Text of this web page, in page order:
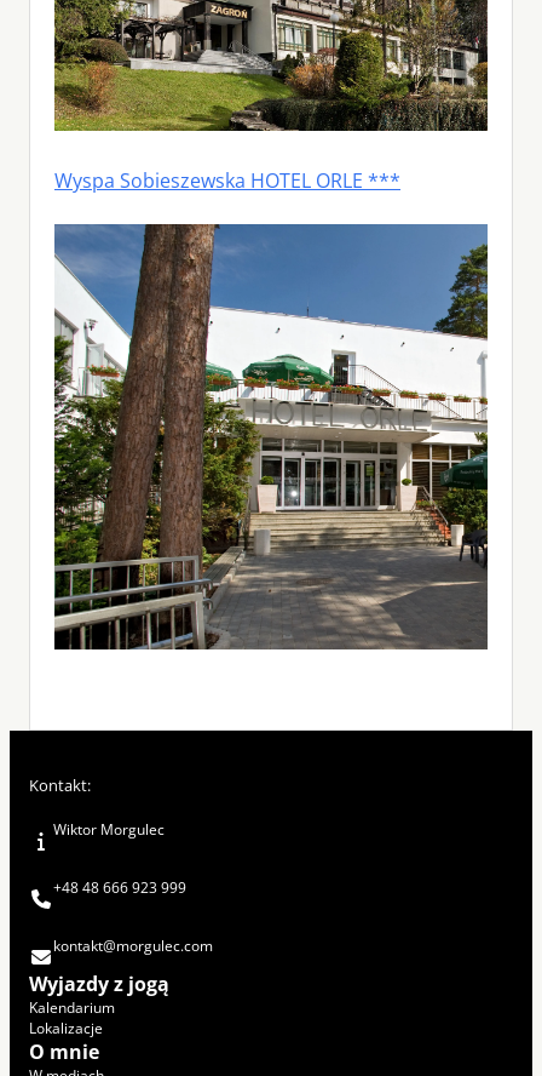
Wyspa Sobieszewska HOTEL ORLE ***
Kontakt:
Wiktor Morgulec
+48 48 666 923 999
kontakt@morgulec.com
Wyjazdy z jogą
Kalendarium
Lokalizacje
O mnie